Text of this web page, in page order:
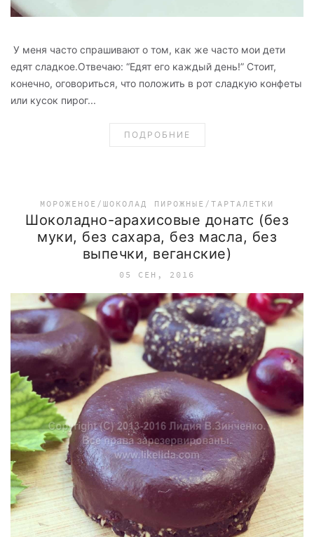
У меня часто спрашивают о том, как же часто мои дети
едят сладкое.Отвечаю: “Едят его каждый день!” Стоит,
конечно, оговориться, что положить в рот сладкую конфеты
или кусок пирог...
ПОДРОБНИЕ
МОРОЖЕНОЕ/ШОКОЛАД ПИРОЖНЫЕ/ТАРТАЛЕТКИ
Шоколадно-арахисовые донатс (без
муки, без сахара, без масла, без
выпечки, веганские)
05 СЕН, 2016